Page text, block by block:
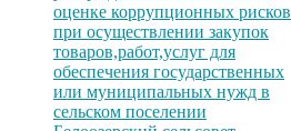
оценке коррупционных рисков
при осуществлении закупок
товаров,работ,услуг для
обеспечения государственных
или муниципальных нужд в
сельском поселении